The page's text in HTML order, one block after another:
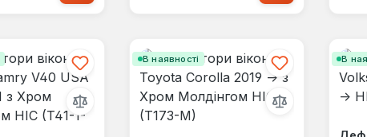
В наявності В